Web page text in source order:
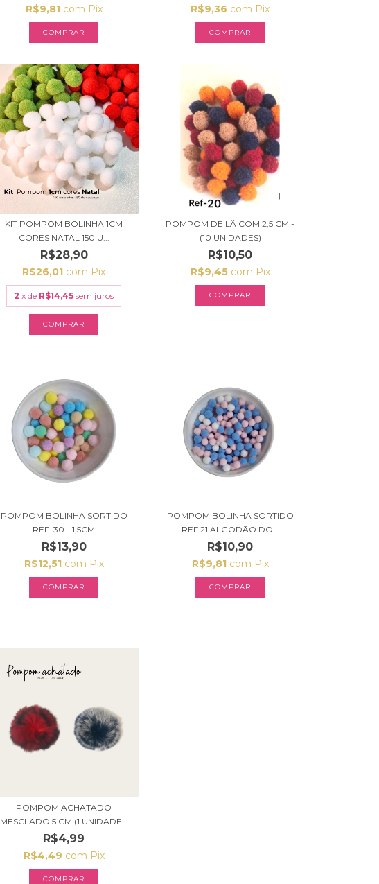
R$9,81 com Pix
COMPRAR
R$9,36 com Pix
KIT POMPOM BOLINHA 1CM
CORES NATAL 150 U...
R$28,90
R$26,01 com Pix
2 x de R$14,45 sem juros
POMPOM DE LÃ COM 2,5 CM -
(10 UNIDADES)
R$10,50
R$9,45 com Pix
COMPRAR
POMPOM BOLINHA SORTIDO
REF. 30 - 1,5CM
R$13,90
R$12,51 com Pix
COMPRAR
POMPOM BOLINHA SORTIDO
REF 21 ALGODÃO DO...
R$10,90
R$9,81 com Pix
COMPRAR
POMPOM ACHATADO
MESCLADO 5 CM (1 UNIDADE...
R$4,99
R$4,49 com Pix
COMPRAR